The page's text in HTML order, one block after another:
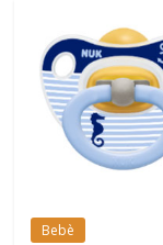
Bebè